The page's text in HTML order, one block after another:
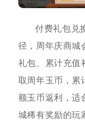
付费礼包兑
径，周年庆商城
礼包、累计充值
取周年玉币，累
额玉币返利，适
城稀有奖励的玩